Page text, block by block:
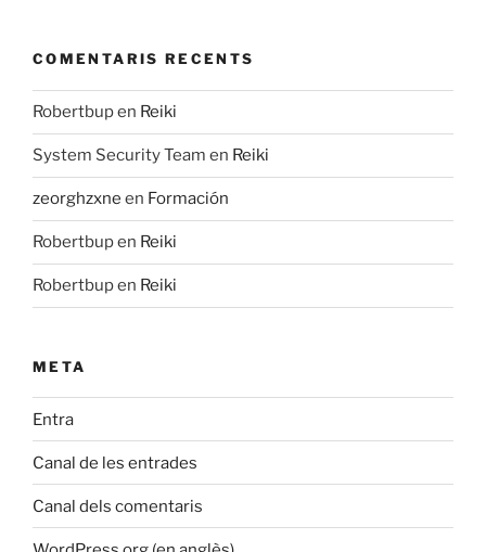
COMENTARIS RECENTS
Robertbupen Reiki
System Security Team en Reiki
zeorghzxne en Formación
Robertbupen Reiki
Robertbupen Reiki
META
Entra
Canal de les entrades
Canal dels comentaris